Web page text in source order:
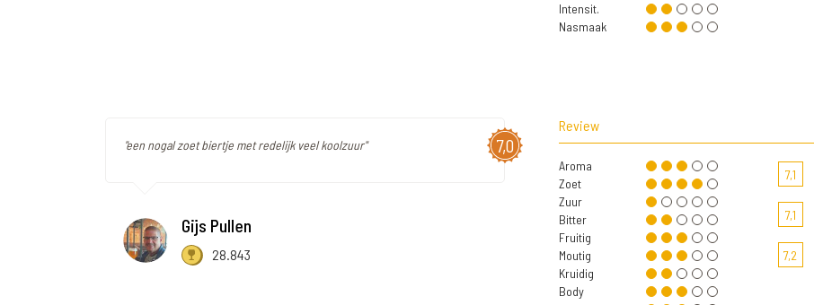
Intensit.
Nasmaak
7,0
"een nogal zoet biertje met redelijk veel koolzuur"
Gijs Pullen
28.843
Review
Aroma
Zoet
Zuur
Bitter
Fruitig
Moutig
Kruidig
Body
7,1
7,1
7,2